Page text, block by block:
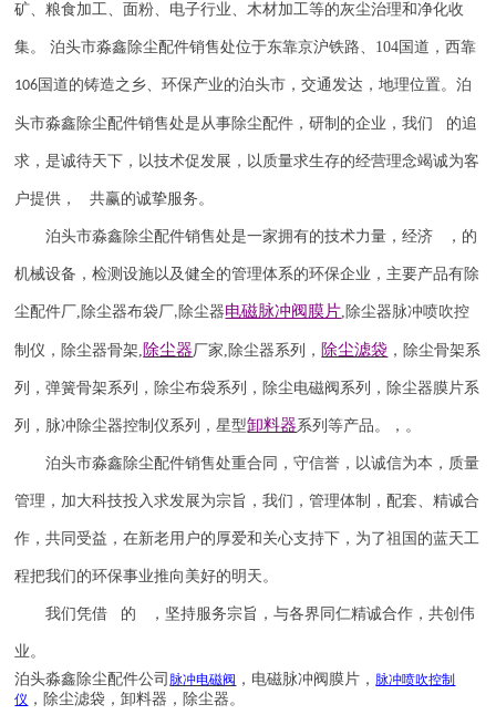
矿、粮食加工、面粉、电子行业、木材加工等的灰尘治理和净化收
集。 泊头市淼鑫除尘配件销售处位于东靠京沪铁路、 104 国道，西靠
106 国道的铸造之乡、环保产业的泊头市，交通发达，地理位置。泊
头市淼鑫除尘配件销售处是从事除尘配件，研制的企业，我们 的追
求，是诚待天下，以技术促发展，以质量求生存的经营理念竭诚为客
户提供， 共赢的诚挚服务。
泊头市淼鑫除尘配件销售处是一家拥有的技术力量，经济 ，的
机械设备，检测设施以及健全的管理体系的环保企业，主要产品有除
尘配件厂, 除尘器布袋厂, 除尘器电磁脉冲阀膜片, 除尘器脉冲喷吹控
制仪 ， 除尘器骨架,除尘器厂家, 除尘器系列， 除尘滤袋 ，除尘骨架系
列，弹簧骨架系列，除尘布袋系列，除尘电磁阀系列，除尘器膜片系
列，脉冲除尘器控制仪系列，星型卸料器系列等产品。，。
泊头市淼鑫除尘配件销售处重合同，守信誉，以诚信为本，质量
管理，加大科技投入求发展为宗旨，我们，管理体制，配套、精诚合
作，共同受益，在新老用户的厚爱和关心支持下，为了祖国的蓝天工
程把我们的环保事业推向美好的明天。
我们凭借 的 ，坚持服务宗旨，与各界同仁精诚合作，共创伟
业。
泊头淼鑫除尘配件公司 脉冲电磁阀 ，电磁脉冲阀膜片， 脉冲喷吹控制
仪 ，除尘滤袋，卸料器，除尘器。